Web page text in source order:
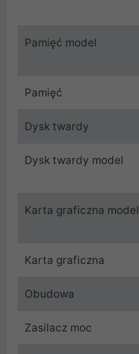
Pamięć model
Pamięć
Dysk twardy
Dysk twardy model
Karta graficzna model
Karta graficzna
Obudowa
Zasilacz moc